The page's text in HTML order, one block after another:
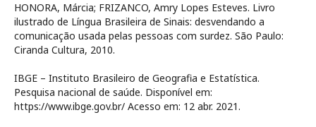
HONORA, Márcia; FRIZANCO, Amry Lopes Esteves. Livro
ilustrado de Língua Brasileira de Sinais: desvendando a
comunicação usada pelas pessoas com surdez. São Paulo:
Ciranda Cultura, 2010.
IBGE – Instituto Brasileiro de Geografia e Estatística.
Pesquisa nacional de saúde. Disponível em:
https://www.ibge.gov.br/ Acesso em: 12 abr. 2021.